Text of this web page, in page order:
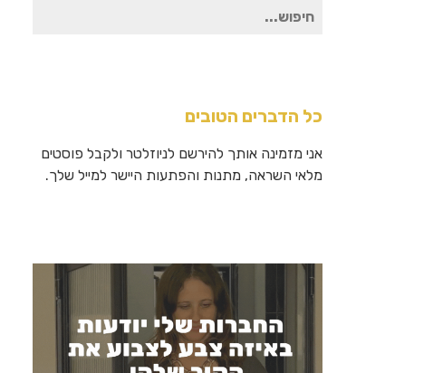
חיפוש
כל הדברים הטובים
אני מזמינה אותך להירשם לניוזלטר ולקבל פוסטים
מלאי השראה, מתנות והפתעות היישר למייל שלך.